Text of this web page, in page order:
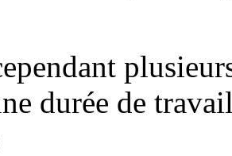
durée de